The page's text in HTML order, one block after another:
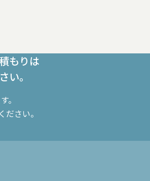
もりは
い。
。
ださい。